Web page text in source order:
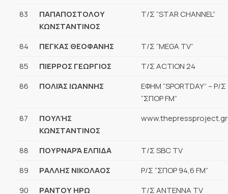
83
ΠΑΠΑΠΟΣΤΟΛΟΥ
ΚΩΝΣΤΑΝΤΙΝΟΣ
Τ/Σ “STAR CHANNEL”
84 ΠΕΓΚΑΣ ΘΕΟΦΑΝΗΣ
Τ/Σ “MEGA TV”
85
ΠΙΕΡΡΟΣ ΓΕΩΡΓΙΟΣ
Τ/Σ ACTION 24
86
ΠΟΛΙΆΣ ΙΩΑΝΝΗΣ
ΕΦΗΜ “SPORTDAY” – Ρ/Σ
“ΣΠΟΡ FM”
87
ΠΟΥΛΉΣ
ΚΩΝΣΤΑΝΤΙΝΟΣ
www.thepressproject.gr
88 ΠΟΥΡΝΑΡΆ ΕΛΠΙΔΑ
Τ/Σ SBC TV
89
ΡΑΛΛΗΣ ΝΙΚΟΛΑΟΣ
Ρ/Σ “ΣΠΟΡ 94,6 FM”
90
ΡΑΝΤΟΥ ΗΡΩ Τ/Σ ANTENNA TV